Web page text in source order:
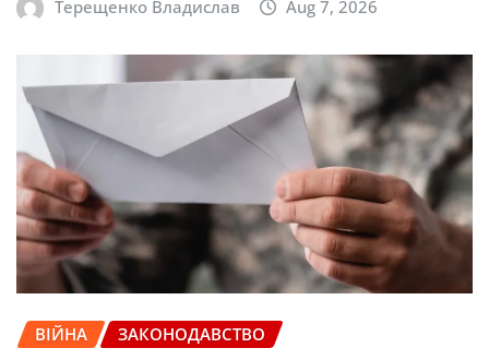
Терещенко Владислав Aug 7, 2026
ВІЙНА ЗАКОНОДАВСТВО